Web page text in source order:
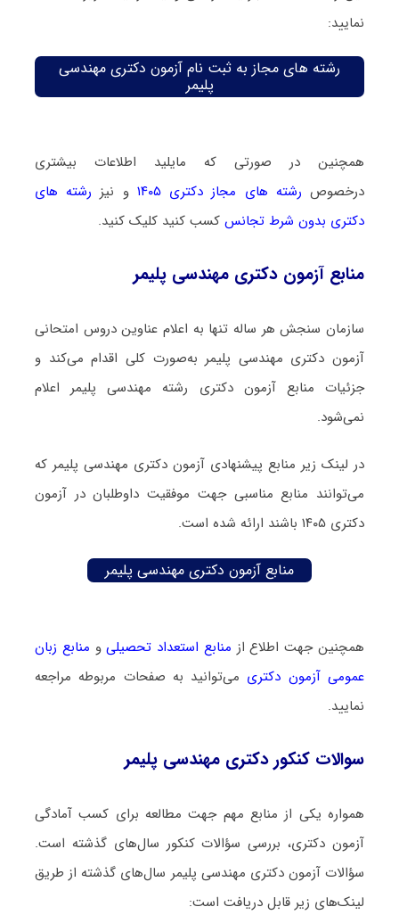
نمایید:
رشته های مجاز به ثبت نام آزمون دکتری مهندسی
پلیمر
همچنین در صورتی که مایلید اطلاعات بیشتری
درخصوص رشته های مجاز دکتری ۱۴۰۵ و نیز رشته های
دکتری بدون شرط تجانسکسب کنید کلیک کنید.
منابع آزمون دکتری مهندسی پلیمر
سازمان سنجش هر ساله تنها به اعلام عناوین دروس امتحانی
آزمون دکتری مهندسی پلیمر به‌صورت کلی اقدام می‌کند و
جزئیات منابع آزمون دکتری رشته مهندسی پلیمر اعلام
نمی‌شود.
در لینک زیر منابع پیشنهادی آزمون دکتری مهندسی پلیمر که
می‌توانند منابع مناسبی جهت موفقیت داوطلبان در آزمون
دکتری ۱۴۰۵ باشند ارائه شده است.
منابع آزمون دکتری مهندسی پلیمر
همچنین جهت اطلاع از منابع استعداد تحصیلیو منابع زبان
عمومی آزمون دکتری می‌توانید به صفحات مربوطه مراجعه
نمایید.
سوالات کنکور دکتری مهندسی پلیمر
همواره یکی از منابع مهم جهت مطالعه برای کسب آمادگی
آزمون دکتری، بررسی سؤالات کنکور سال‌های گذشته است.
سؤالات آزمون دکتری مهندسی پلیمر سال‌های گذشته از طریق
لینک‌های زیر قابل دریافت است: